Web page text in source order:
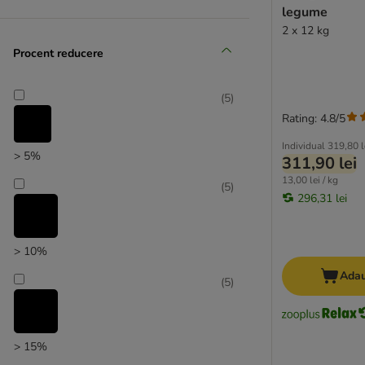
Carnilove True Fresh
Chappi
Dog Chow
Dolina Noteci
Euro Premium
Exclusion Mediterraneo
Procent reducere
> 5%
(5)
> 10%
(5)
> 15%
(5)
legume
2 x 12 kg
Individual 319,80
311,90 lei
13,00 lei / kg
296,31 lei
Rating: 4.8/5